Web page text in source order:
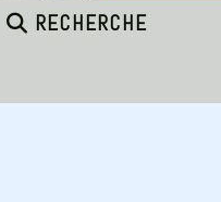
RECHERCHE